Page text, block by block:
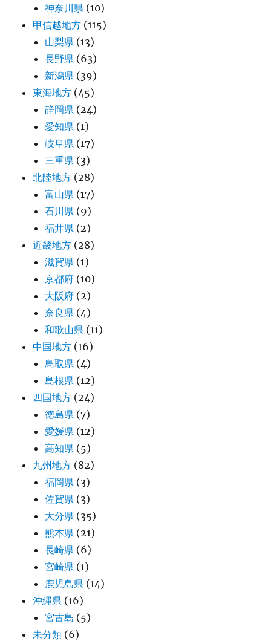
神奈川県 (10)
甲信越地方 (115)
山梨県 (13)
長野県 (63)
新潟県 (39)
東海地方 (45)
静岡県 (24)
愛知県 (1)
岐阜県 (17)
三重県 (3)
北陸地方 (28)
富山県 (17)
石川県 (9)
福井県 (2)
近畿地方 (28)
滋賀県 (1)
京都府 (10)
大阪府 (2)
奈良県 (4)
和歌山県 (11)
中国地方 (16)
鳥取県 (4)
島根県 (12)
四国地方 (24)
徳島県 (7)
愛媛県 (12)
高知県 (5)
九州地方 (82)
福岡県 (3)
佐賀県 (3)
大分県 (35)
熊本県 (21)
長崎県 (6)
宮崎県 (1)
鹿児島県 (14)
沖縄県 (16)
宮古島 (5)
未分類 (6)